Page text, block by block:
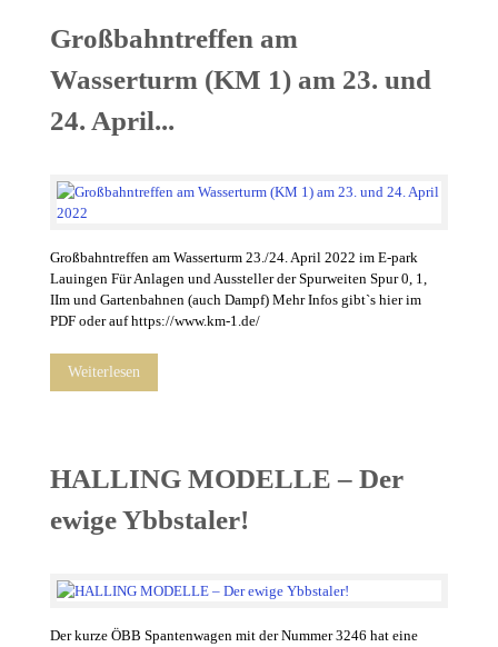
Großbahntreffen am
Wasserturm (KM 1) am 23. und
24. April...
Großbahntreffen am Wasserturm 23./24. April 2022 im E-park
Lauingen Für Anlagen und Aussteller der Spurweiten Spur 0, 1,
IIm und Gartenbahnen (auch Dampf) Mehr Infos gibt`s hier im
PDF oder auf https://www.km-1.de/
Weiterlesen
HALLING MODELLE – Der
ewige Ybbstaler!
Der kurze ÖBB Spantenwagen mit der Nummer 3246 hat eine